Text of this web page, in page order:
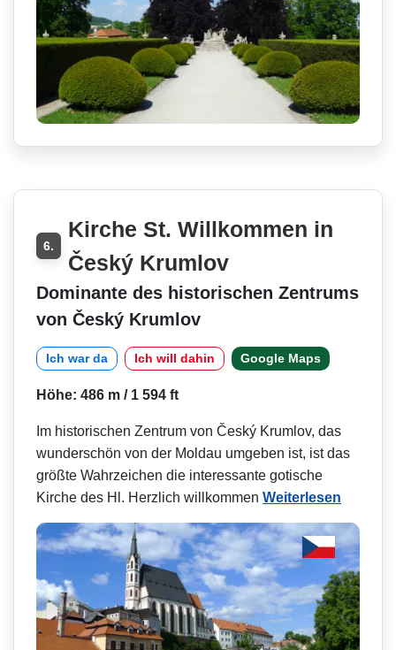
6.
Kirche St. Willkommen in
Český Krumlov
Dominante des historischen Zentrums
von Český Krumlov
Ich war da Ich will dahin Google Maps
Höhe: 486 m / 1 594 ft
Im historischen Zentrum von Český Krumlov, das
wunderschön von der Moldau umgeben ist, ist das
größte Wahrzeichen die interessante gotische
Kirche des Hl. Herzlich willkommen Weiterlesen